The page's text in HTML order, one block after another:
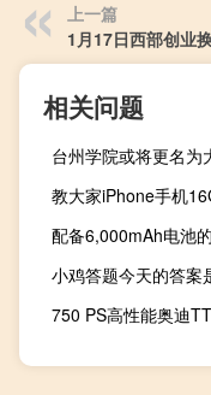
上一篇
1月17日西部创业
相关问题
台州学院或将更名为
教大家iPhone手机
配备6,000mAh电池
小鸡答题今天的答案
750 PS高性能奥迪